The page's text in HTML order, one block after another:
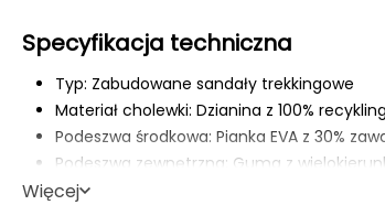
Specyfikacja techniczna
Typ: Zabudowane sandały trekkingowe
Materiał cholewki: Dzianina z 100%
Podeszwa środkowa: Pianka EVA z 30%
Podeszwa zewnętrzna: Guma z
Zapięcie: Regulowany pasek na piętę,
Więcej